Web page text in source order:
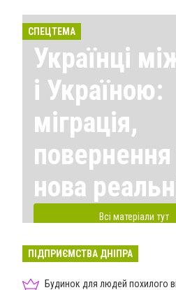
СПЕЦТЕМА
Українці
і Україною:
міграція,
повернення
нова
Всі матеріали тут
ПІДПРИЄМСТВА ДНІПРА
Будинок для людей похилого